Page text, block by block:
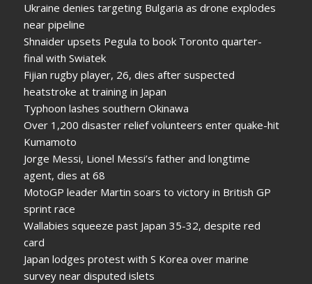
Ukraine denies targeting Bulgaria as drone explodes
near pipeline
Shnaider upsets Pegula to book Toronto quarter-
final with Swiatek
Fijian rugby player, 26, dies after suspected
heatstroke at training in Japan
Typhoon lashes southern Okinawa
Over 1,200 disaster relief volunteers enter quake-hit
Kumamoto
Jorge Messi, Lionel Messi’s father and longtime
agent, dies at 68
MotoGP leader Martin soars to victory in British GP
sprint race
Wallabies squeeze past Japan 35-32, despite red
card
Japan lodges protest with S Korea over marine
survey near disputed islets